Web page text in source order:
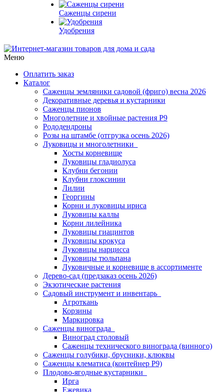
Саженцы сирени
Удобрения
Меню
Оплатить заказ
Каталог
Саженцы земляники садовой (фриго) весна 2026
Декоративные деревья и кустарники
Саженцы пионов
Многолетние и хвойные растения Р9
Рододендроны
Розы на штамбе (отгрузка осень 2026)
Луковицы и многолетники
Хосты корневище
Луковицы гладиолуса
Клубни бегонии
Клубни глоксинии
Лилии
Георгины
Корни и луковицы ириса
Луковицы каллы
Корни лилейника
Луковицы гиацинтов
Луковицы крокуса
Луковицы нарцисса
Луковицы тюльпана
Луковичные и корневище в ассортименте
Дерево-сад (предзаказ осень 2026)
Экзотические растения
Садовый инструмент и инвентарь
Агроткань
Корзины
Маркировка
Саженцы винограда
Виноград столовый
Саженцы технического винограда (винного)
Саженцы голубики, брусники, клюквы
Саженцы клематиса (контейнер Р9)
Плодово-ягодные кустарники
Ирга
Ежевика